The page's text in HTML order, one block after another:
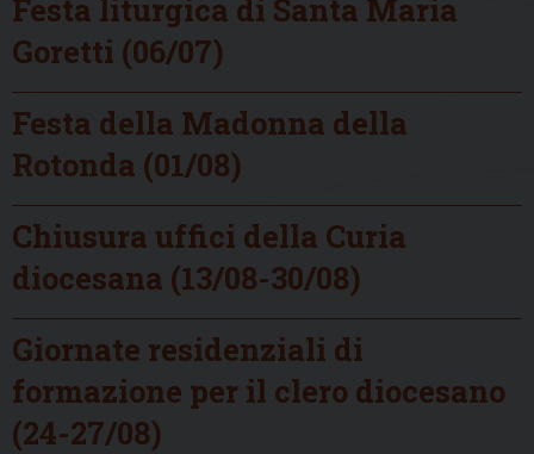
Festa liturgica di Santa Maria
Goretti (06/07)
Festa della Madonna della
Rotonda (01/08)
Chiusura uffici della Curia
diocesana (13/08-30/08)
Giornate residenziali di
formazione per il clero diocesano
(24-27/08)